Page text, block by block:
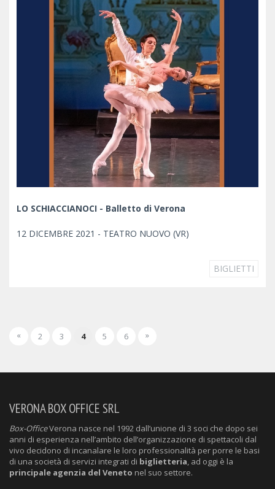
LO SCHIACCIANOCI - Balletto di Verona
12 DICEMBRE 2021 - TEATRO NUOVO (VR)
BIGLIETTI
« 2 3 4 5 6 »
VERONA BOX OFFICE SRL
Box-OfficeVerona nasce nel 1992 dall’unione di 3 soci che dopo sei
anni di esperienza nell’ambito dell’organizzazione di spettacoli dal
vivo decidono di incanalare le loro professionalità per porre le basi
di una società di servizi integrati di biglietteria, ad oggi è la
principale agenzia del Veneto nel suo settore.